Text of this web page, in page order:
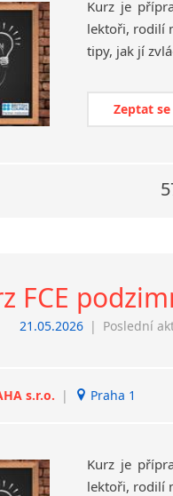
Kurz je
lektoři, rodilí
Zeptat
FCE
21.05.2026 | Poslední
s.r.o. | Praha 1
Kurz je
lektoři, rodilí